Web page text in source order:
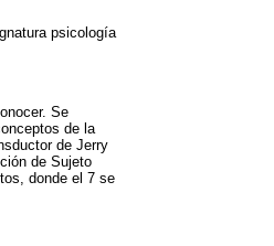
psicología
Se
de la
de Jerry
de Sujeto
donde el 7 se